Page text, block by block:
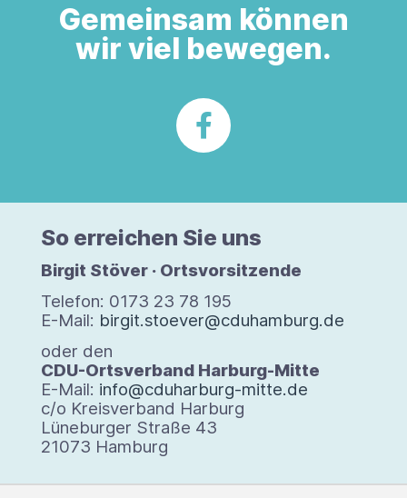
Gemeinsam können
wir viel bewegen.
So errei­chen Sie uns
Bir­git Stö­ver · Orts­vor­sit­zende
Tele­fon: 0173 23 78 195
E-Mail: birgit.stoever@cduhamburg.de
oder den
CDU-Orts­ver­band Harburg-​Mitte
E-​Mail: info@cduharburg-mitte.de
c/​o Kreis­ver­band Har­burg
Lüne­bur­ger Straße 43
21073 Ham­burg